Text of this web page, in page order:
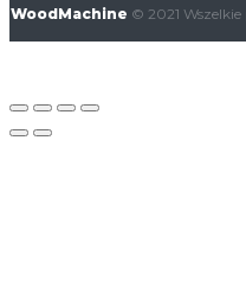
WoodMachine © 2021